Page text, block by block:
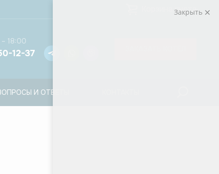
Корзина пуста
12-37
18:00
И ОТВЕТЫ
Закрыть